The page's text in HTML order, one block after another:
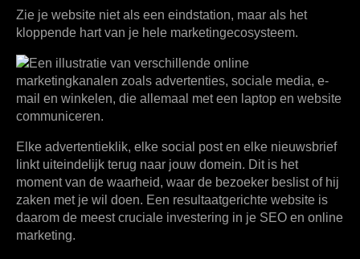
Zie je website niet als een eindstation, maar als het
kloppende hart van je hele marketingecosysteem.
Elke advertentieklik, elke social post en elke nieuwsbrief
linkt uiteindelijk terug naar jouw domein. Dit is het
moment van de waarheid, waar de bezoeker beslist of hij
zaken met je wil doen. Een resultaatgerichte website is
daarom de meest cruciale investering in je SEO en online
marketing.